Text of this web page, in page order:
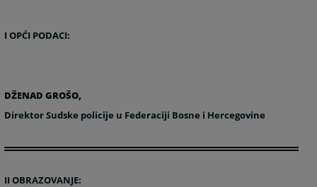
I OPĆI PODACI:
DŽENAD GROŠO,
Direktor Sudske policije u Federaciji Bosne i Hercegovine
II OBRAZOVANJE: